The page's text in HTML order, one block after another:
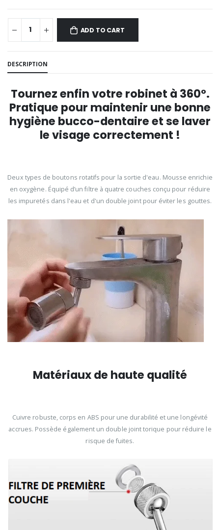
ADD TO CART
DESCRIPTION
Tournez enfin votre robinet à 360°.
Pratique pour maintenir une bonne
hygiène bucco-dentaire et se laver
le visage correctement !
Deux types de boutons rotatifs pour la sortie d'eau. Mousse enrichie
en oxygène. Équipé d’un filtre à quatre couches conçu pour réduire
les impuretés dans l'eau et d'un double joint pour éviter les gouttes.
Matériaux de haute qualité
Cuivre robuste, corps en ABS pour une durabilité et une longévité
accrues. Possède également un double joint torique pour réduire le
risque de fuites.